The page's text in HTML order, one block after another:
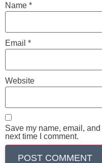
Name *
Email *
Website
Save my name, email,
next time I comment.